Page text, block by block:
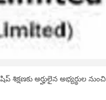
అర్హులైన అభ్యర్థుల నుంచి